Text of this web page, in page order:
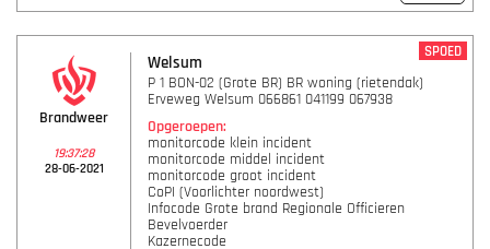
Brandweer
19:37:28
28-06-2021
Welsum
SPOED
P 1 BON-02 (Grote BR) BR woning (rietendak)
Erveweg Welsum 066861 041199 067938
Opgeroepen:
monitorcode klein incident
monitorcode middel incident
monitorcode groot incident
CoPI (Voorlichter noordwest)
Infocode Grote brand Regionale Officieren
Bevelvoerder
Kazernecode